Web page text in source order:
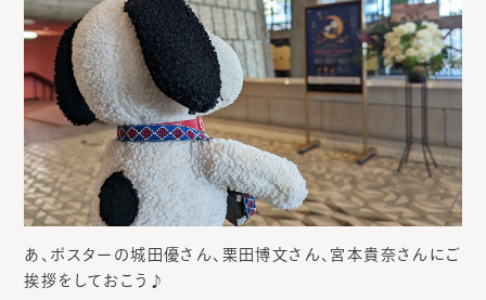
あ、ポスターの城田優さん、栗田博文さん、宮本貴奈さんにご
挨拶をしておこう♪